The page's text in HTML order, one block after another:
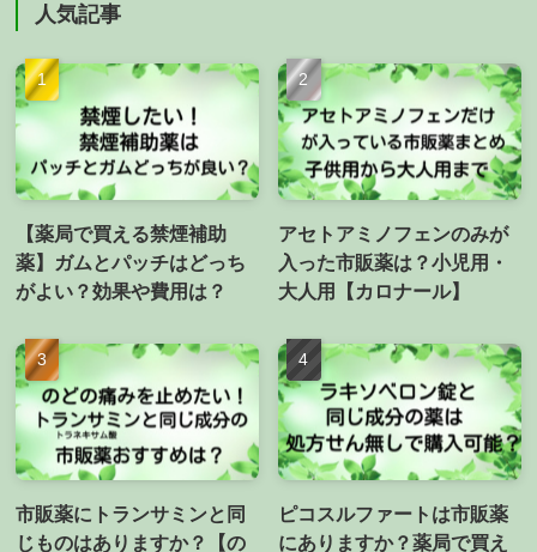
人気記事
【薬局で買える禁煙補助
薬】ガムとパッチはどっち
がよい？効果や費用は？
アセトアミノフェンのみが
入った市販薬は？小児用・
大人用【カロナール】
市販薬にトランサミンと同
じものはありますか？【の
ピコスルファートは市販薬
にありますか？薬局で買え